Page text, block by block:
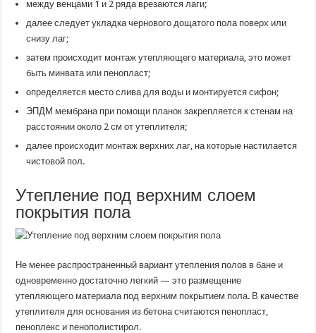
между венцами 1 и 2 ряда врезаются лаги;
далее следует укладка чернового дощатого пола поверх или
снизу лаг;
затем происходит монтаж утепляющего материала, это может
быть минвата или пенопласт;
определяется место слива для воды и монтируется сифон;
ЭПДМ мембрана при помощи планок закрепляется к стенам на
расстоянии около 2 см от утеплителя;
далее происходит монтаж верхних лаг, на которые настилается
чистовой пол.
Утепление под верхним слоем
покрытия пола
Не менее распространенный вариант утепления полов в бане и
одновременно достаточно легкий — это размещение
утепляющего материала под верхним покрытием пола. В качестве
утеплителя для основания из бетона считаются пенопласт,
пеноплекс и пенополистирол.